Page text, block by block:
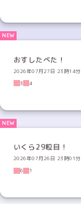
おすしたべた！
2026年07月27日 23時14分
3
4
いくら29粒目！
2026年07月26日 23時01分
6
1